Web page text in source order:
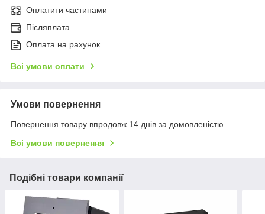
Оплатити частинами
Післяплата
Оплата на рахунок
Всі умови оплати
Умови повернення
Повернення товару впродовж 14 днів за домовленістю
Всі умови повернення
Подібні товари компанії